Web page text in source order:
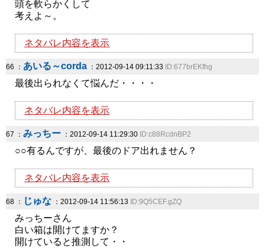
頭を軟らかくして
考えよ～。
ネタバレ内容を表示
66 ： あいる～corda ：2012-09-14 09:11:33 ID:677brEKfhg
最後出られなくて悩んだ・・・・
ネタバレ内容を表示
67 ： みっちー ：2012-09-14 11:29:30 ID:c88RcdnBP2
○○有るんですが、最後のドア出れません？
ネタバレ内容を表示
68 ： じゅな ：2012-09-14 11:56:13 ID:9Q5CEF.gZQ
みっちーさん
白い箱は開けてますか？
開けていると推測して・・